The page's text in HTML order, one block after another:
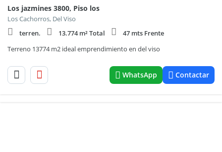
Los jazmines 3800, Piso los
Los Cachorros, Del Viso
terren.
13.774 m² Total
47 mts Frente
Terreno 13774 m2 ideal emprendimiento en del viso
WhatsApp Contactar